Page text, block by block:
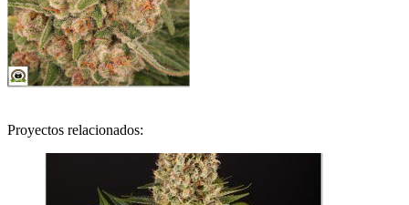
Proyectos relacionados: